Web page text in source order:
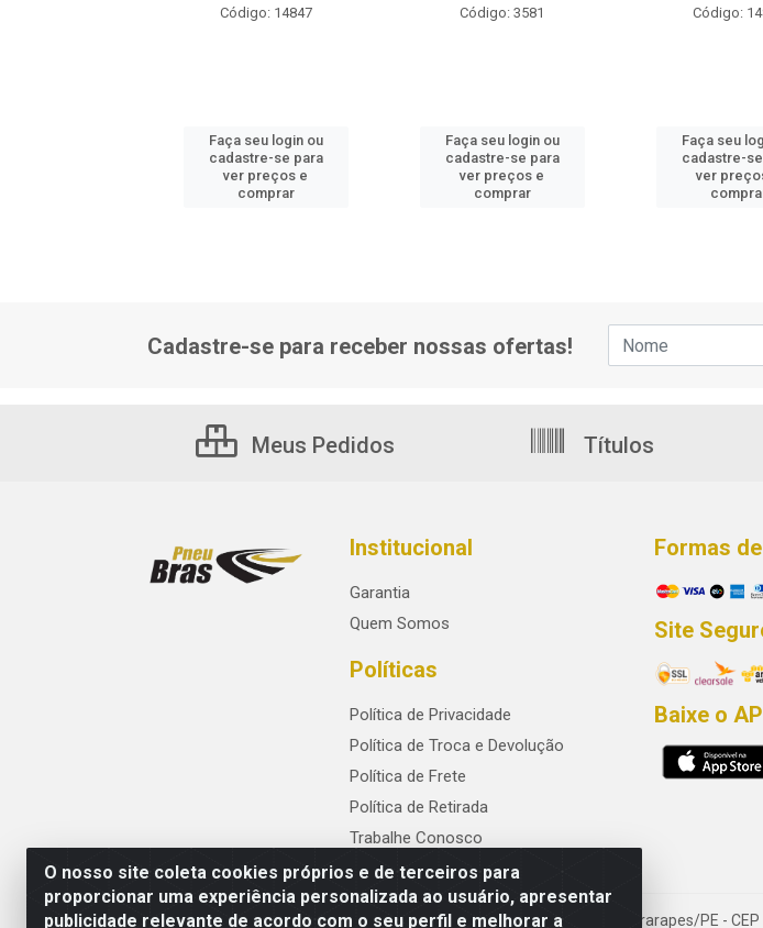
Código: 14847
Faça seu login ou
cadastre-se para
ver preços e
comprar
Código: 3581
Faça seu login ou
cadastre-se para
ver preços e
comprar
Código:
Faça seu
cadastre-
ver
O nosso site coleta cookies próprios e de terceiros para
proporcionar uma experiência personalizada ao usuário, apresentar
publicidade relevante de acordo com o seu perfil e melhorar a
Cadastre-se para receber nossas ofertas!
Meus Pedidos Títulos
Institucional
Garantia
Quem Somos
Políticas
Política de Privacidade
Política de Troca e Devolução
Política de Frete
Política de Retirada
Trabalhe Conosco
Formas
Site
Baixe o
PneuBras - Rodovia BR-101, KM 82 - Prazeres, Jaboatão dos Guararapes/PE -